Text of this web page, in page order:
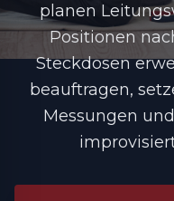
planen
Positionen
Steckdosen
beauftragen,
Messungen